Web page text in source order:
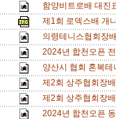
함양비트로배 대
제1회 로덱스배 개
의령테니스협회장
2024년 합천오픈
양산시 협회 혼복
제2회 상주협회장
제2회 상주협회장
2024년 합천오픈